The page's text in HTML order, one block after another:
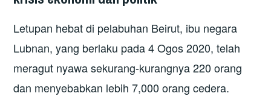
PEKERJA
DAN
SEKITAR
Letupan hebat di pelabuhan Beirut, ibu negara
Lubnan, yang berlaku pada 4 Ogos 2020, telah
meragut nyawa sekurang-kurangnya 220 orang
dan menyebabkan lebih 7,000 orang cedera.